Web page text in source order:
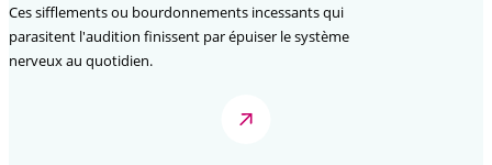
Ces sifflements ou bourdonnements incessants qui
parasitent l'audition finissent par épuiser le système
nerveux au quotidien.